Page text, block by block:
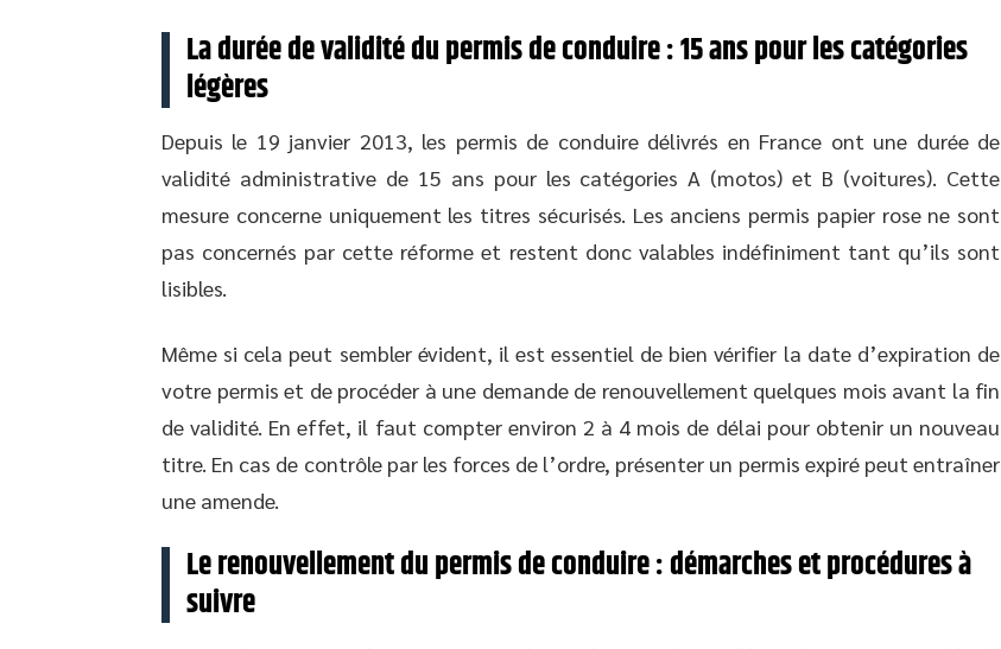
La durée de validité du permis de conduire : 15 ans pour les catégories
légères
Depuis le 19 janvier 2013, les permis de conduire délivrés en France ont une durée de
validité administrative de 15 ans pour les catégories A (motos) et B (voitures). Cette
mesure concerne uniquement les titres sécurisés. Les anciens permis papier rose ne sont
pas concernés par cette réforme et restent donc valables indéfiniment tant qu’ils sont
lisibles.
Même si cela peut sembler évident, il est essentiel de bien vérifier la date d’expiration de
votre permis et de procéder à une demande de renouvellement quelques mois avant la fin
de validité. En effet, il faut compter environ 2 à 4 mois de délai pour obtenir un nouveau
titre. En cas de contrôle par les forces de l’ordre, présenter un permis expiré peut entraîner
une amende.
Le renouvellement du permis de conduire : démarches et procédures à
suivre